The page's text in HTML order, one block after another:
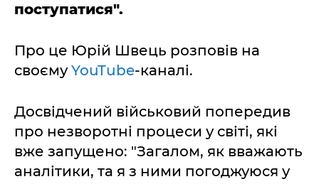
поступатися".
Про це Юрій Швець розповів на
своємуYouTube-каналі.
Досвідчений військовий попередив
про незворотні процеси у світі, які
вже запущено: "Загалом, як вважають
аналітики, та я з ними погоджуюся у